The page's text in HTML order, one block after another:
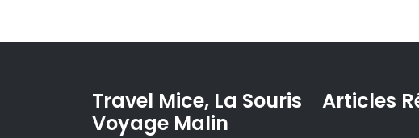
Travel Mice, La Souris
Voyage Malin
Articles